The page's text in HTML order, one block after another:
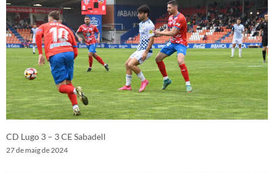
CD Lugo 3 – 3 CE Sabadell
27 de maig de 2024